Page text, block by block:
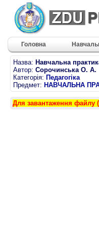
Головна
Назва: Навчальна
Автор: Сорочинська О. А.
Категорія: Педагогіка
Предмет: НАВЧАЛЬНА
Для завантаження файлу